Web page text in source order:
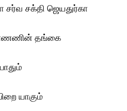
சர்வ சக்தி ஜெயதுர்கா
தங்கை
யாகும்